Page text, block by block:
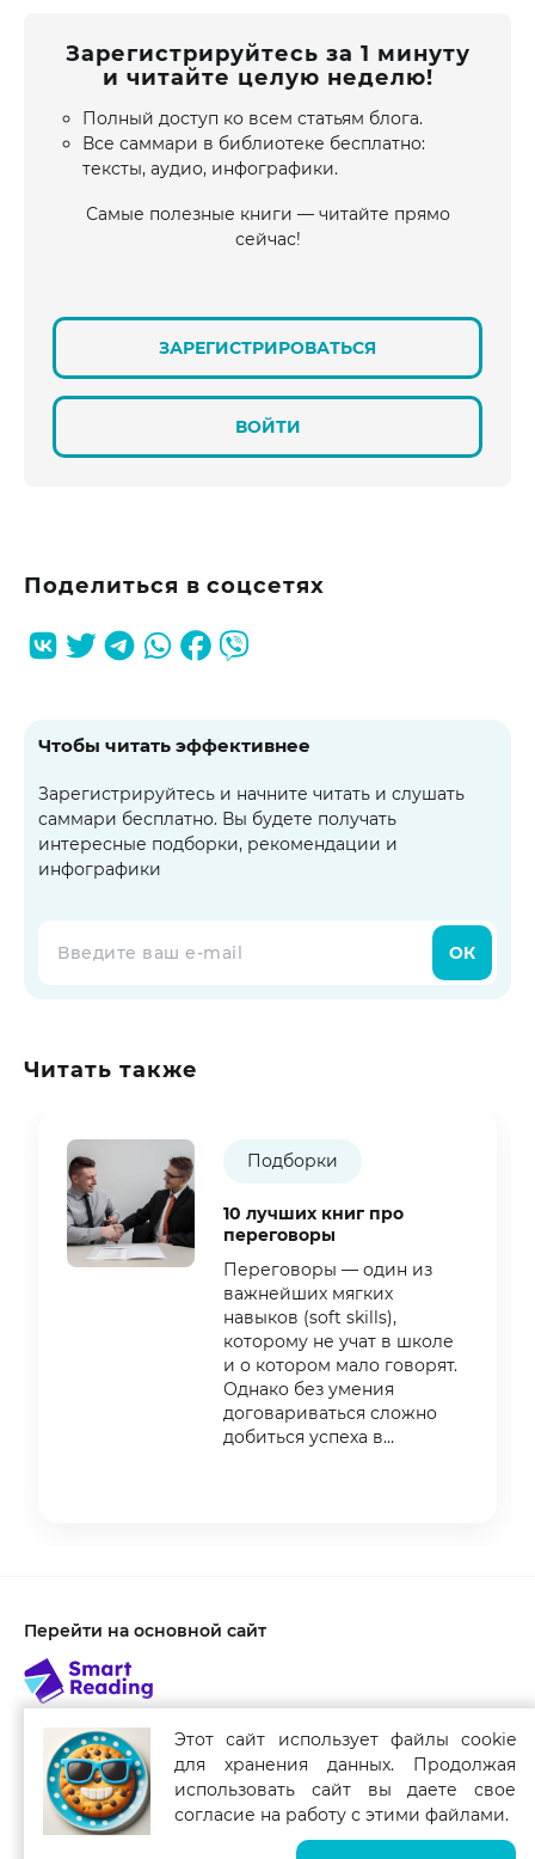
Зарегистрируйтесь за 1 минуту
и читайте целую неделю!
Полный доступ ко всем статьям блога.
Все саммари в библиотеке бесплатно:
тексты, аудио, инфографики.
Самые полезные книги — читайте прямо
сейчас!
ЗАРЕГИСТРИРОВАТЬСЯ
ВОЙТИ
Поделиться в соцсетях
Чтобы читать эффективнее
Зарегистрируйтесь и начните читать и слушать
саммари бесплатно. Вы будете получать
интересные подборки, рекомендации и
инфографики
ОК
Читать также
Подборки
10 лучших книг про
переговоры
Переговоры — один из
важнейших мягких
навыков (soft skills),
которому не учат в школе
и о котором мало говорят.
Однако без умения
договариваться сложно
добиться успеха в
Перейти на основной сайт
Связаться с нами
Smart Reading для мобильных устройств
Этот сайт использует файлы cookie
для хранения данных. Продолжая
использовать сайт вы даете свое
согласие на работу с этими файлами.